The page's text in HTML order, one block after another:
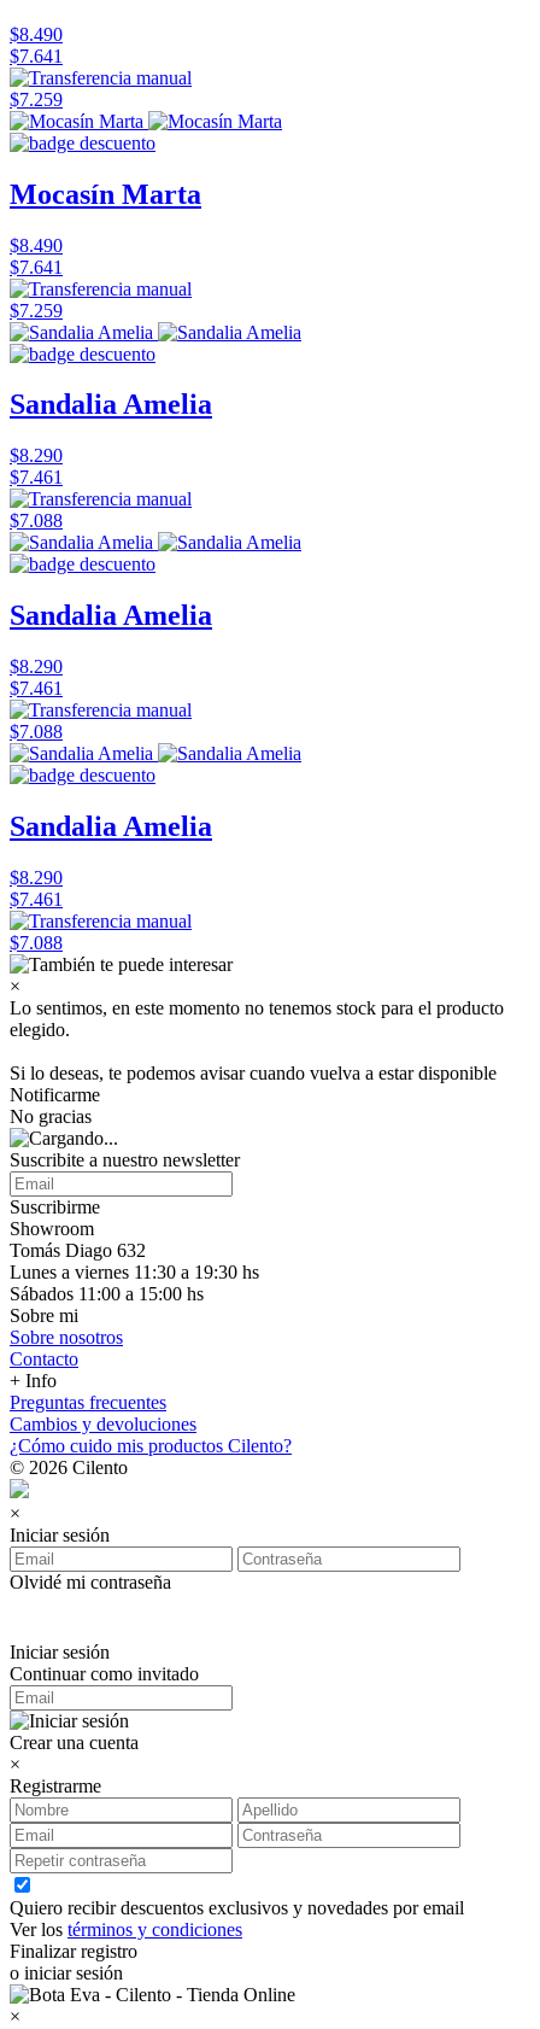
$8.490
$7.641
$7.259
Mocasín Marta
$8.490
$7.641
$7.259
Sandalia Amelia
$8.290
$7.461
$7.088
Sandalia Amelia
$8.290
$7.461
$7.088
Sandalia Amelia
$8.290
$7.461
$7.088
×
Lo sentimos, en este momento no tenemos stock para el producto
elegido.
Si lo deseas, te podemos avisar cuando vuelva a estar disponible
Notificarme
No gracias
Suscribite a nuestro newsletter
Suscribirme
Showroom
Tomás Diago 632
Lunes a viernes 11:30 a 19:30 hs
Sábados 11:00 a 15:00 hs
Sobre mi
Sobre nosotros
Contacto
+ Info
Preguntas frecuentes
Cambios y devoluciones
¿Cómo cuido mis productos Cilento?
© 2026 Cilento
×
Iniciar sesión
Olvidé mi contraseña
Iniciar sesión
Continuar como invitado
Crear una cuenta
×
Registrarme
Quiero recibir descuentos exclusivos y novedades por email
Ver los términos y condiciones
Finalizar registro
o iniciar sesión
×